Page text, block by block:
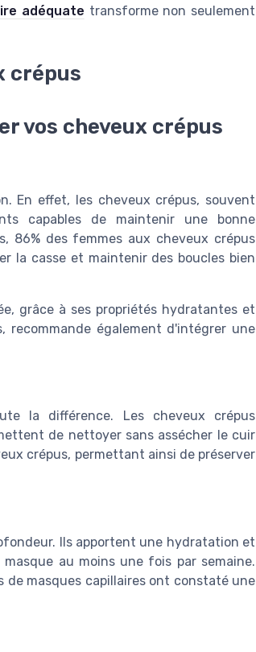
adéquate transforme non seulement
crépus
vos cheveux crépus
En effet, les cheveux crépus, souvent
capables de maintenir une bonne
86% des femmes aux cheveux crépus
la casse et maintenir des boucles bien
grâce à ses propriétés hydratantes et
recommande également d'intégrer une
la différence. Les cheveux crépus
de nettoyer sans assécher le cuir
crépus, permettant ainsi de préserver
Ils apportent une hydratation et
au moins une fois par semaine.
de masques capillaires ont constaté une